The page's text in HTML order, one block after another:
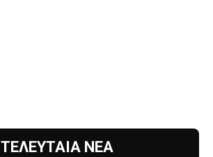
ΤΕΛΕΥΤΑΙΑ ΝΕΑ